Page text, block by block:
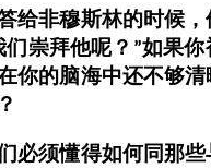
给非穆斯林的时候
崇拜他呢？”如果
你的脑海中还不够
必须懂得如何同那